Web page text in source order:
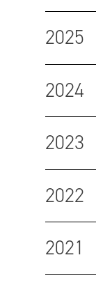
2025
2024
2023
2022
2021